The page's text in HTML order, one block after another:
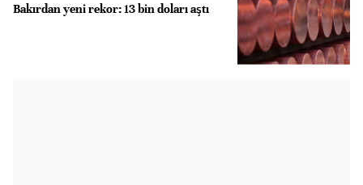
Bakırdan yeni rekor: 13 bin doları aştı